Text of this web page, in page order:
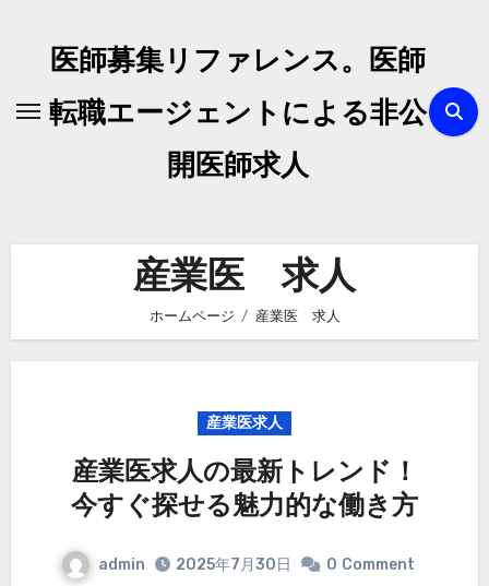
医師募集リファレンス。医師
転職エージェントによる非公
開医師求人
産業医 求人
ホームページ 産業医 求人
産業医求人
産業医求人の最新トレンド！
今すぐ探せる魅力的な働き方
admin 2025年7月30日 0 Comment